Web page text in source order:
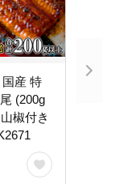
国産 特
(200g
椒付き